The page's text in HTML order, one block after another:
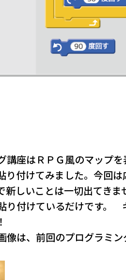
講座はＲＰＧ風のマップ
り付けてみました。今回
新しいことは一切出てき
り付けているだけです。
像は、前回のプログラミ